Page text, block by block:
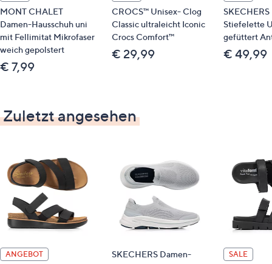
MONT CHALET
Damen-Hausschuh uni
mit Fellimitat Mikrofaser
weich gepolstert
€ 7,99
CROCS™ Unisex- Clog
Classic ultraleicht Iconic
Crocs Comfort™
€ 29,99
Stiefelette
gefüttert
€ 49,99
Zuletzt angesehen
ANGEBOT
SKECHERS Damen-
SALE